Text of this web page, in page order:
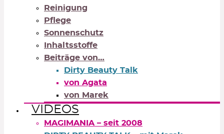
Reinigung
Pflege
Sonnenschutz
Inhaltsstoffe
Beiträge von…
Dirty Beauty Talk
von Agata
von Marek
VIDEOS
MAGIMANIA – seit 2008